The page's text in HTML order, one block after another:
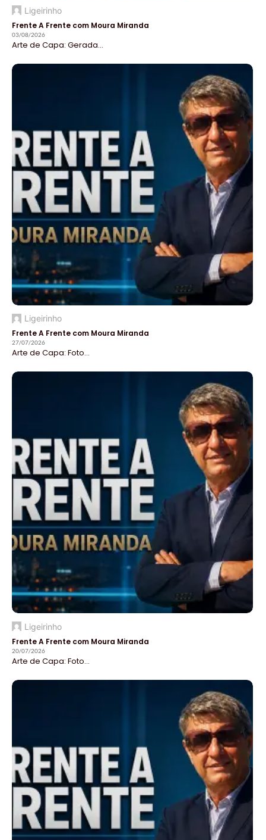
Ligeirinho
Frente A Frente com Moura Miranda
03/08/2026
Arte de Capa: Gerada...
Ligeirinho
Frente A Frente com Moura Miranda
27/07/2026
Arte de Capa: Foto...
Ligeirinho
Frente A Frente com Moura Miranda
20/07/2026
Arte de Capa: Foto...